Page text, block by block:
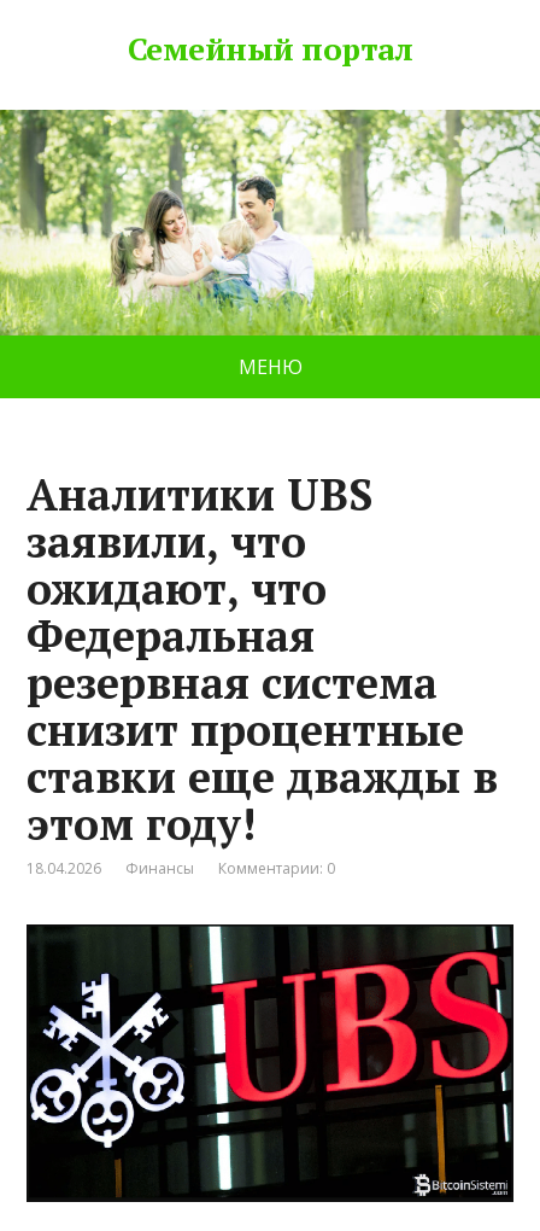
Семейный портал
МЕНЮ
Аналитики UBS
заявили, что
ожидают, что
Федеральная
резервная система
снизит процентные
ставки еще дважды в
этом году!
18.04.2026 Финансы Комментарии: 0